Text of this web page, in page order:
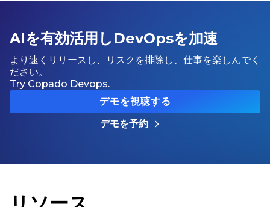
AIを有効活用しDevOpsを加速
より速くリリースし、リスクを排除し、仕事を楽しんでく
ださい。
Try Copado Devops.
デモを視聴する
デモを予約